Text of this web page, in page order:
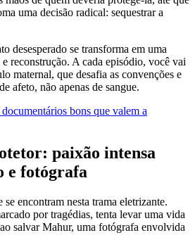
uma decisão radical: sequestrar a
desesperado se transforma em uma
reconstrução. A cada episódio, você vai
maternal, que desafia as convenções e
afeto, não apenas de sangue.
documentários bons que valem a
paixão intensa
e fotógrafa
se encontram nesta trama eletrizante.
por tragédias, tenta levar uma vida
salvar Mahur, uma fotógrafa envolvida